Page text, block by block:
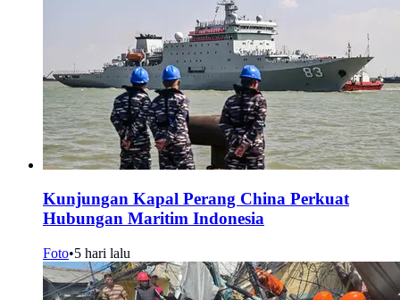
Kunjungan Kapal Perang China Perkuat
Hubungan Maritim Indonesia
Foto•5 hari lalu